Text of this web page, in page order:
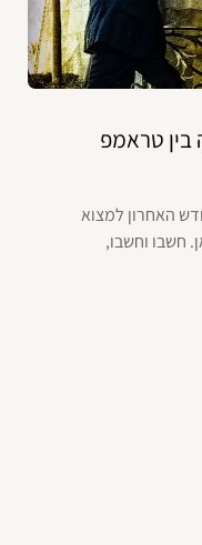
בין טראמפ
האחרון למצוא
חשבו וחשבו,